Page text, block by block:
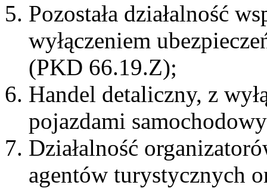
Pozostała działalność
wyłączeniem
(PKD 66.19.Z);
Handel detaliczny, z
pojazdami
Działalność
agentów turystycznych